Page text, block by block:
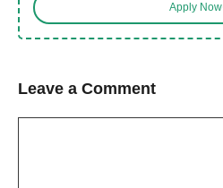
Apply Now
Leave a Comment